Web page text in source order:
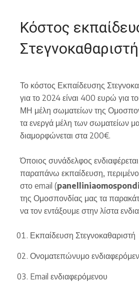
Κόστος
Στεγνοκαθαριστή
Το κόστος Εκπαίδευσης
για το 2024 είναι 400 ευρώ για
ΜΗ μέλη σωματείων της
τα ενεργά μέλη των σωματείων
διαμορφώνεται στα 200€.
Όποιος συνάδελφος ενδιαφέρεται
παραπάνω εκπαίδευση,
στο email (
της Ομοσπονδίας μας τα
να τον εντάξουμε στην λίστα
Εκπαίδευση Στεγνοκαθαριστή
Ονοματεπώνυμο
Email ενδιαφερόμενου